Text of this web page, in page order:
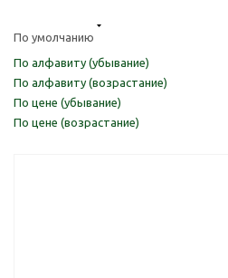
По умолчанию
По алфавиту (убывание)
По алфавиту (возрастание)
По цене (убывание)
По цене (возрастание)